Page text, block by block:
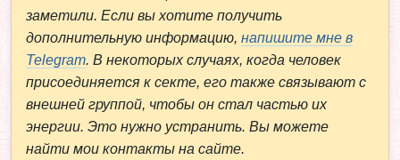
заметили. Если вы хотите получить
дополнительную информацию, напишите мне в
Telegram. В некоторых случаях, когда человек
присоединяется к секте, его также связывают с
внешней группой, чтобы он стал частью их
энергии. Это нужно устранить. Вы можете
найти мои контакты на сайте.